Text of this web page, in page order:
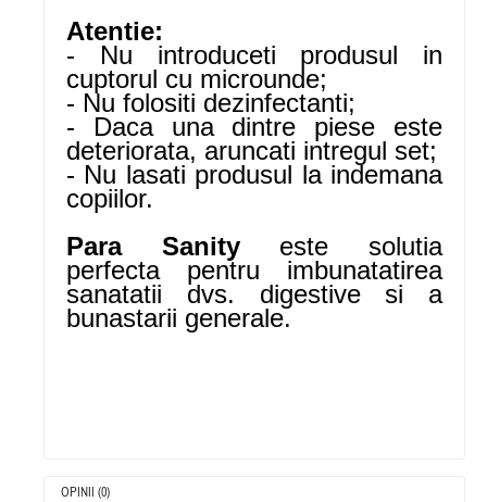
Atentie:
- Nu introduceti produsul in
cuptorul cu microunde;
- Nu folositi dezinfectanti;
- Daca una dintre piese este
deteriorata, aruncati intregul set;
- Nu lasati produsul la indemana
copiilor.
Para Sanityeste solutia
perfecta pentru imbunatatirea
sanatatii dvs. digestive si a
bunastarii generale.
OPINII (0)